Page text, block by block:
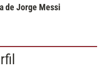
de Jorge Messi